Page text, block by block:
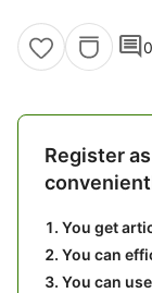
comment0
Register
You get
You can
You can